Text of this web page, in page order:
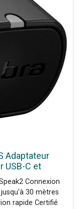
Adaptateur
USB-C et
pour offrir
votre PC
Connexion
30 mètres
rapide Certifié